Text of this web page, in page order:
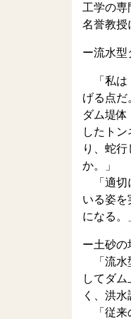
工学の専
名誉教授
ー流水型
「私は
げる点だ
ダム堤
したト
り、蛇
か。」
「適切
いる姿を
になる。
ー土砂の
「流水
してダ
く、洪
「従来